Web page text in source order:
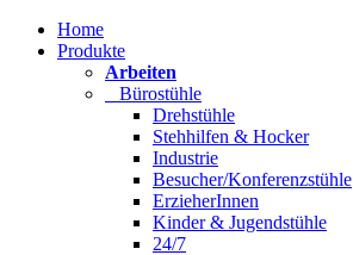
Home
Produkte
Arbeiten
Bürostühle
Drehstühle
Stehhilfen & Hocker
Industrie
Besucher/Konferenzstühle
ErzieherInnen
Kinder & Jugendstühle
24/7